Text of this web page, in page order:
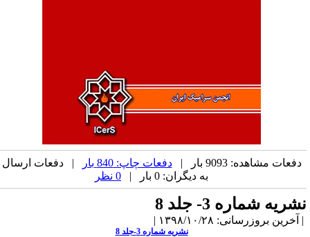
دفعات مشاهده: 9093 بار | دفعات چاپ: 840 بار
| دفعات ارسال
به دیگران: 0 بار |
شماره 3- جلد 8
بروزرسانی: ۱۳۹۸/۱۰/۲۸ |
نشریه شماره 3-جلد 8